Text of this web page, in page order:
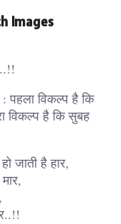
Images
पहला विकल्प है कि
है कि सुबह
जाती है हार,